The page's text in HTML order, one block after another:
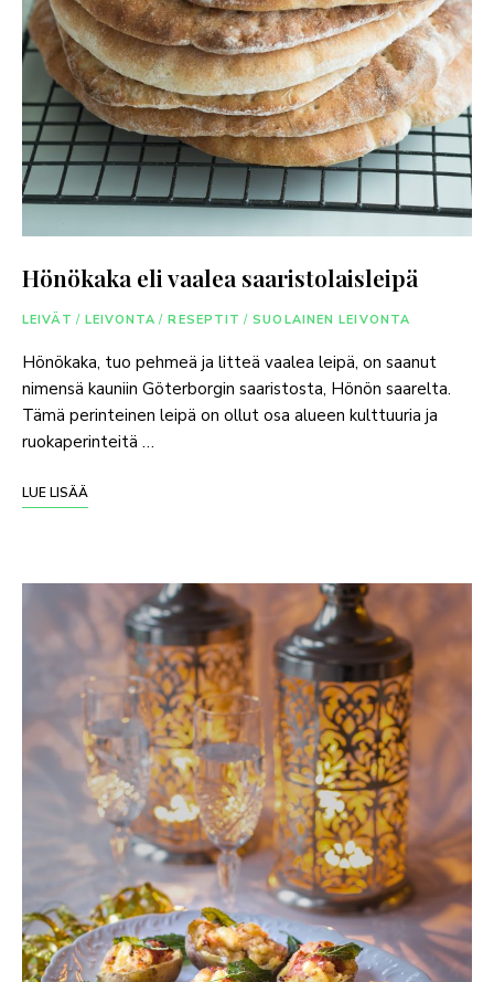
Hönökaka eli vaalea saaristolaisleipä
LEIVÄT / LEIVONTA / RESEPTIT / SUOLAINEN LEIVONTA
Hönökaka, tuo pehmeä ja litteä vaalea leipä, on saanut
nimensä kauniin Göterborgin saaristosta, Hönön saarelta.
Tämä perinteinen leipä on ollut osa alueen kulttuuria ja
ruokaperinteitä …
LUE LISÄÄ